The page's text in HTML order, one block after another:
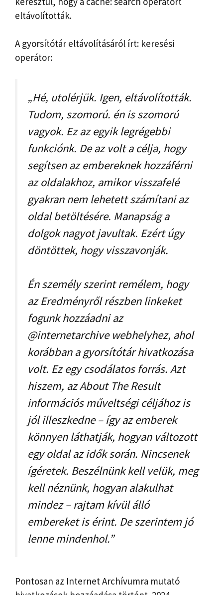
eltávolították.
A gyorsítótár eltávolításáról írt: keresési
operátor:
„Hé, utolérjük. Igen, eltávolították.
Tudom, szomorú. én is szomorú
vagyok. Ez az egyik legrégebbi
funkciónk. De az volt a célja, hogy
segítsen az embereknek hozzáférni
az oldalakhoz, amikor visszafelé
gyakran nem lehetett számítani az
oldal betöltésére. Manapság a
dolgok nagyot javultak. Ezért úgy
döntöttek, hogy visszavonják.
Én személy szerint remélem, hogy
az Eredményről részben linkeket
fogunk hozzáadni az
@internetarchive webhelyhez, ahol
korábban a gyorsítótár hivatkozása
volt. Ez egy csodálatos forrás. Azt
hiszem, az About The Result
információs műveltségi céljához is
jól illeszkedne – így az emberek
könnyen láthatják, hogyan változott
egy oldal az idők során. Nincsenek
ígéretek. Beszélnünk kell velük, meg
kell néznünk, hogyan alakulhat
mindez – rajtam kívül álló
embereket is érint. De szerintem jó
lenne mindenhol.”
Pontosan az Internet Archívumra mutató